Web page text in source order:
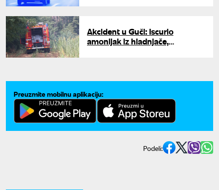
Akcident u Guči: Iscurio
amonijak iz hladnjače,
Preuzmite mobilnu aplikaciju:
Podeli: